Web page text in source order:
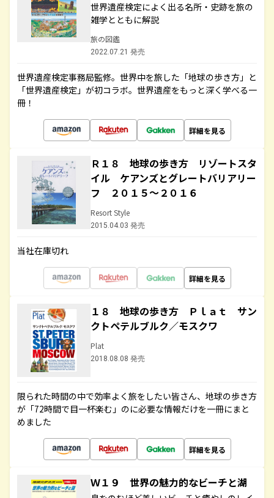
世界遺産検定によく出る名所・史跡を旅の
雑学とともに解説
旅の図鑑
2022.07.21 発売
世界遺産検定事務局監修。世界中を旅した「地球の歩き方」と
「世界遺産検定」が初コラボ。世界遺産をもっと深く学べる一
冊！
詳細を見る
Ｒ１８ 地球の歩き方 リゾートスタ
イル ケアンズとグレートバリアリー
フ ２０１５～２０１６
Resort Style
2015.04.03 発売
当社在庫切れ
詳細を見る
１８ 地球の歩き方 Ｐｌａｔ サン
クトペテルブルク／モスクワ
Plat
2018.08.08 発売
限られた時間の中で効率よく旅をしたい皆さん、地球の歩き方
が「72時間で目一杯楽む」のに必要な情報だけを一冊にまと
めました
詳細を見る
Ｗ１９ 世界の魅力的なビーチと湖